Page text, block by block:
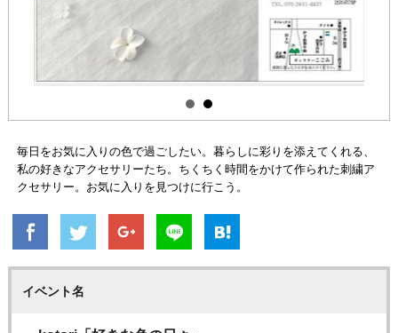
毎日をお気に入りの色で過ごしたい。暮らしに彩りを添えてくれる、
私の好きなアクセサリーたち。ちくちく時間をかけて作られた刺繍ア
クセサリー。お気に入りを見つけに行こう。
イベント名